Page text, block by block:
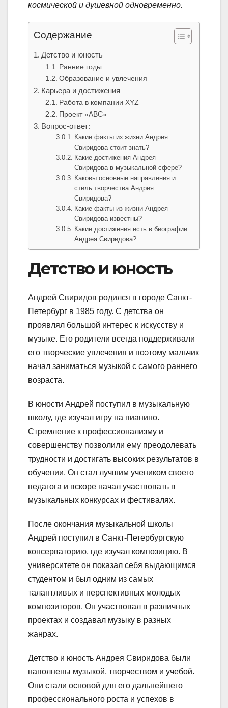
космической и душевной одновременно.
Содержание
Детство и юность
Ранние годы
Образование и увлечения
Карьера и достижения
Работа в компании XYZ
Проект «ABC»
Вопрос-ответ:
Какие факты из жизни Андрея
Свиридова стоит знать?
Какие достижения Андрея
Свиридова в музыкальной сфере?
Каковы основные направления и
стиль творчества Андрея
Свиридова?
Какие факты из жизни Андрея
Свиридова известны?
Какие достижения есть в биографии
Андрея Свиридова?
Детство и юность
Андрей Свиридов родился в городе Санкт-
Петербург в 1985 году. С детства он
проявлял большой интерес к искусству и
музыке. Его родители всегда поддерживали
его творческие увлечения и поэтому мальчик
начал заниматься музыкой с самого раннего
возраста.
В юности Андрей поступил в музыкальную
школу, где изучал игру на пианино.
Стремление к профессионализму и
совершенству позволили ему преодолевать
трудности и достигать высоких результатов в
обучении. Он стал лучшим учеником своего
педагога и вскоре начал участвовать в
музыкальных конкурсах и фестивалях.
После окончания музыкальной школы
Андрей поступил в Санкт-Петербургскую
консерваторию, где изучал композицию. В
университете он показал себя выдающимся
студентом и был одним из самых
талантливых и перспективных молодых
композиторов. Он участвовал в различных
проектах и создавал музыку в разных
жанрах.
Детство и юность Андрея Свиридова были
наполнены музыкой, творчеством и учебой.
Они стали основой для его дальнейшего
профессионального роста и успехов в